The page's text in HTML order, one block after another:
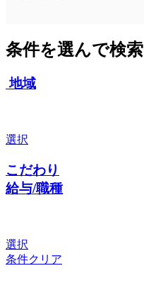
条件を選んで検索
地域
選択
こだわり
給与/職種
選択
条件クリア